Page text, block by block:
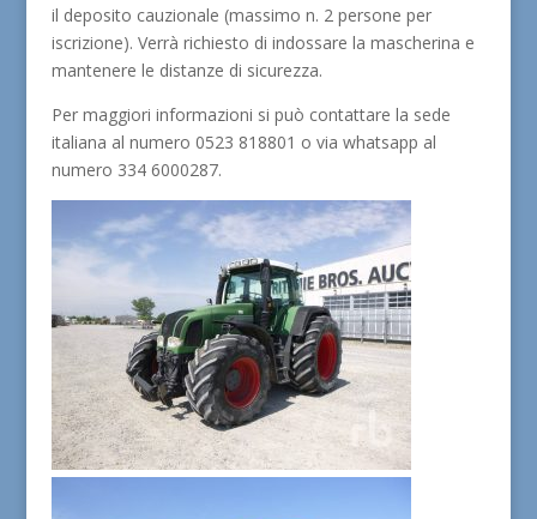
il deposito cauzionale (massimo n. 2 persone per
iscrizione). Verrà richiesto di indossare la mascherina e
mantenere le distanze di sicurezza.
Per maggiori informazioni si può contattare la sede
italiana al numero 0523 818801 o via whatsapp al
numero 334 6000287.